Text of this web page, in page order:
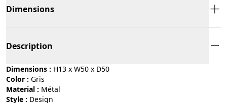
Dimensions
Description
Dimensions : H13 x W50 x D50
Color :
gris
Material :
métal
Style :
design